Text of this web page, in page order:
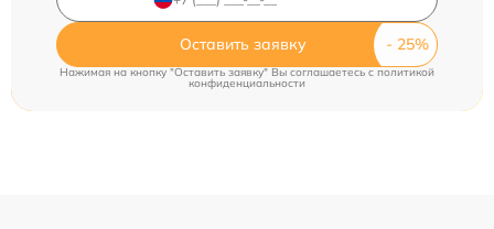
Оставить заявку
Нажимая на кнопку "Оставить заявку" Вы соглашаетесь cполитикой
конфиденциальности